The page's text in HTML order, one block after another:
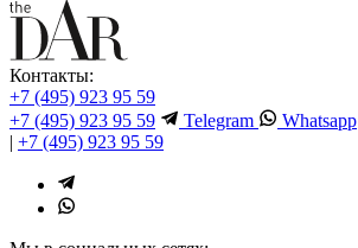
Контакты:
+7 (495) 923 95 59
+7 (495) 923 95 59
Telegram
Whatsapp
| +7 (495) 923 95 59